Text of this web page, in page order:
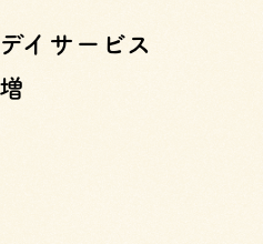
イサービス